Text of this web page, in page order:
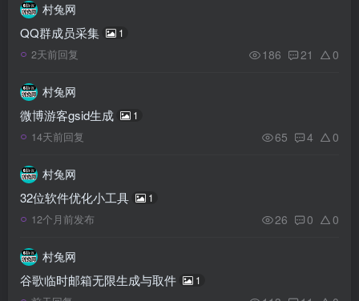
村兔网
QQ群成员采集 1
2天前回复 186 21 0
村兔网
微博游客gsid生成 1
14天前回复 65 4 0
村兔网
32位软件优化小工具 1
12个月前发布 26 0 0
村兔网
谷歌临时邮箱无限生成与取件 1